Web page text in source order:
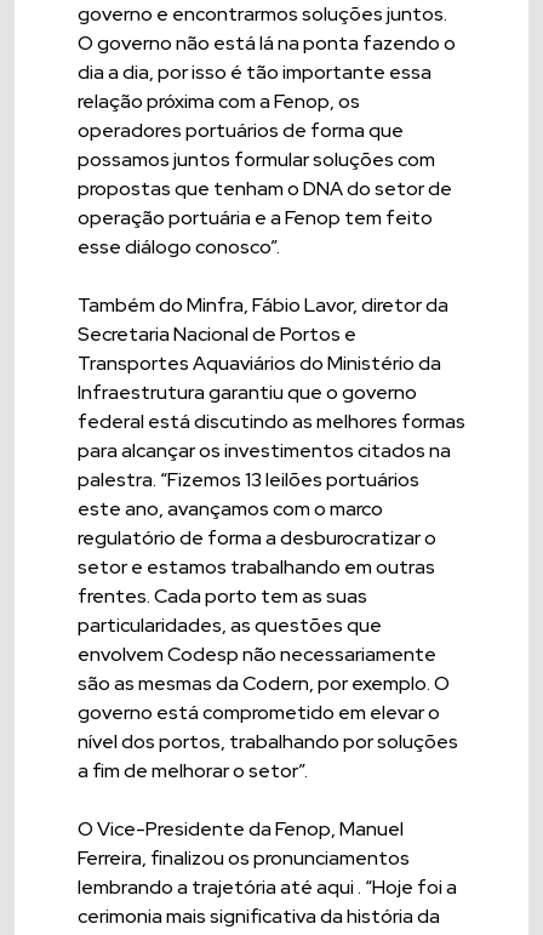
governo e encontrarmos soluções juntos.
O governo não está lá na ponta fazendo o
dia a dia, por isso é tão importante essa
relação próxima com a Fenop, os
operadores portuários de forma que
possamos juntos formular soluções com
propostas que tenham o DNA do setor de
operação portuária e a Fenop tem feito
esse diálogo conosco”.
Também do Minfra, Fábio Lavor, diretor da
Secretaria Nacional de Portos e
Transportes Aquaviários do Ministério da
Infraestrutura garantiu que o governo
federal está discutindo as melhores formas
para alcançar os investimentos citados na
palestra. “Fizemos 13 leilões portuários
este ano, avançamos com o marco
regulatório de forma a desburocratizar o
setor e estamos trabalhando em outras
frentes. Cada porto tem as suas
particularidades, as questões que
envolvem Codesp não necessariamente
são as mesmas da Codern, por exemplo. O
governo está comprometido em elevar o
nível dos portos, trabalhando por soluções
a fim de melhorar o setor”.
O Vice-Presidente da Fenop, Manuel
Ferreira, finalizou os pronunciamentos
lembrando a trajetória até aqui . “Hoje foi a
cerimonia mais significativa da história da